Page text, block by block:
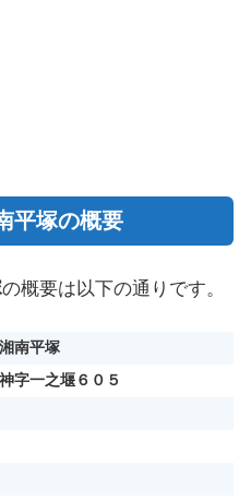
平塚の概要
の概要は以下の通りです。
南平塚
字一之堰６０５